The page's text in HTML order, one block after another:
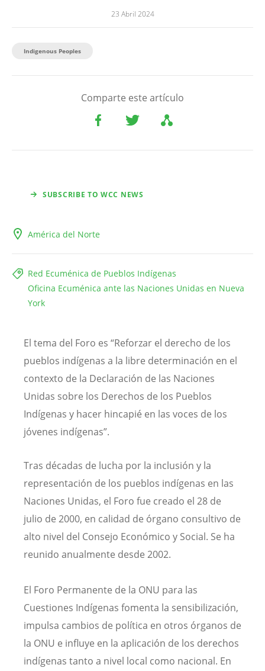
23 Abril 2024
Indigenous Peoples
Comparte este artículo
SUBSCRIBE TO WCC NEWS
América del Norte
Red Ecuménica de Pueblos Indígenas
Oficina Ecuménica ante las Naciones Unidas en Nueva
York
El tema del Foro es “Reforzar el derecho de los
pueblos indígenas a la libre determinación en el
contexto de la Declaración de las Naciones
Unidas sobre los Derechos de los Pueblos
Indígenas y hacer hincapié en las voces de los
jóvenes indígenas”.
Tras décadas de lucha por la inclusión y la
representación de los pueblos indígenas en las
Naciones Unidas, el Foro fue creado el 28 de
julio de 2000, en calidad de órgano consultivo de
alto nivel del Consejo Económico y Social. Se ha
reunido anualmente desde 2002.
El Foro Permanente de la ONU para las
Cuestiones Indígenas fomenta la sensibilización,
impulsa cambios de política en otros órganos de
la ONU e influye en la aplicación de los derechos
indígenas tanto a nivel local como nacional. En